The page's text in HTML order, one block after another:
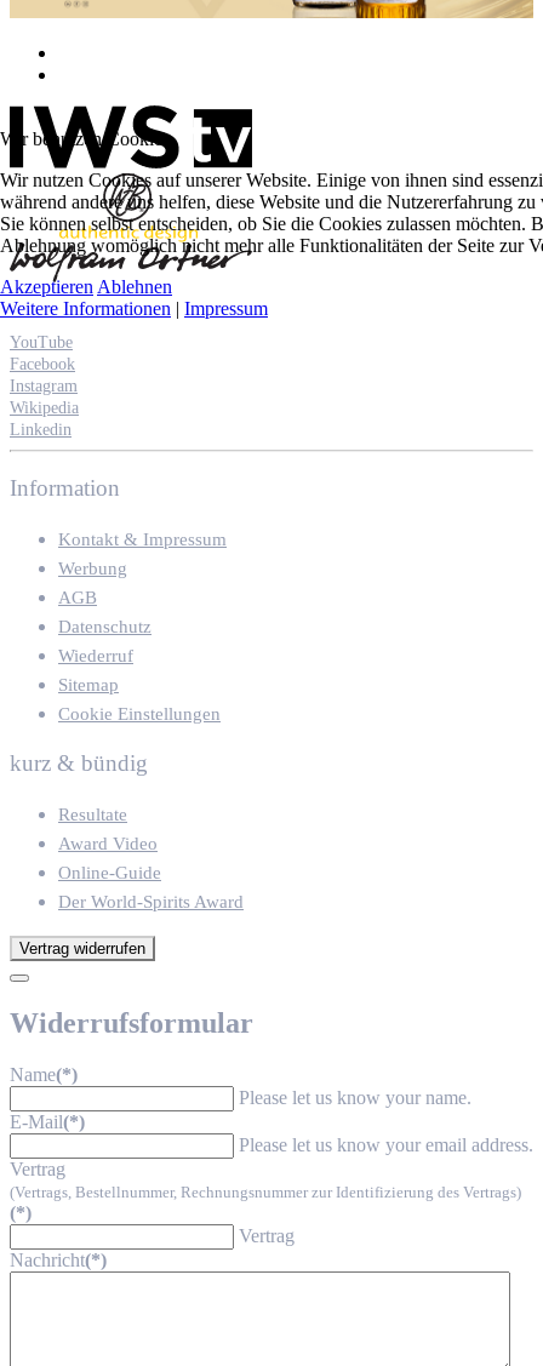
YouTube
Facebook
Instagram
Wikipedia
Linkedin
Information
Kontakt & Impressum
Werbung
AGB
Datenschutz
Wiederruf
Sitemap
Cookie Einstellungen
kurz & bündig
Resultate
Award Video
Online-Guide
Der World-Spirits Award
Vertrag widerrufen
Widerrufsformular
Name(*)
Please let us know your name.
E-Mail(*)
Please let us know your email address.
Vertrag
(Vertrags, Bestellnummer, Rechnungsnummer zur Identifizierung des Vertrags)
(*)
Vertrag
Nachricht(*)
Wir benutzen Cookies
Wir nutzen Cookies auf unserer Website. Einige von ihnen sind
während andere uns helfen, diese Website und die Nutzererfahrung
Sie können selbst entscheiden, ob Sie die Cookies zulassen möchten.
Ablehnung womöglich nicht mehr alle Funktionalitäten der Seite zur
Akzeptieren Ablehnen
Weitere Informationen | Impressum